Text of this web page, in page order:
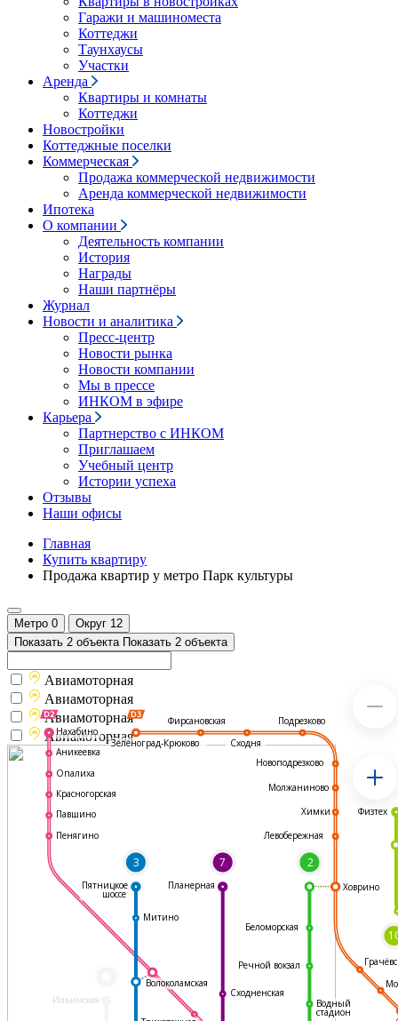
Гаражи и машиноместа
Коттеджи
Таунхаусы
Участки
Аренда
Квартиры и комнаты
Коттеджи
Новостройки
Коттеджные поселки
Коммерческая
Продажа коммерческой недвижимости
Аренда коммерческой недвижимости
Ипотека
О компании
Деятельность компании
История
Награды
Наши партнёры
Журнал
Новости и аналитика
Пресс-центр
Новости рынка
Новости компании
Мы в прессе
ИНКОМ в эфире
Карьера
Партнерство с ИНКОМ
Приглашаем
Учебный центр
Истории успеха
Отзывы
Наши офисы
Главная
Купить квартиру
Продажа квартир у метро Парк культуры
Метро 0 Округ 12
Показать 2 объекта Показать 2 объекта
Ильинская
3 7 2
Фирсановская
Сходня
Подрезково
Новоподрезково
Молжаниново
Химки
Левобережная
Ховрино
Водный
стадион
Сходненская
Волоколамская
Митино
Нахабино
Аникеевка
Опалиха
Красногорская
Павшино
Пенягино
Пятницкое
шоссе
Планерная
Физтех
Речной вокзал
Беломорская
Зеленоград-Крюково
Авиамоторная
Авиамоторная
Авиамоторная
Авиамоторная